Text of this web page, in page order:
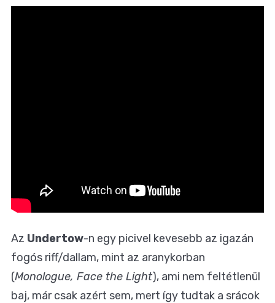
Az Undertow-n egy picivel kevesebb az igazán
fogós riff/dallam, mint az aranykorban
(Monologue, Face the Light), ami nem feltétlenül
baj, már csak azért sem, mert így tudtak a srácok